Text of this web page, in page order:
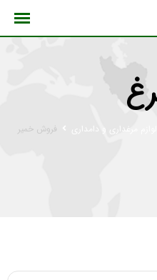
مرغداری و دامداری
فروش خمیر